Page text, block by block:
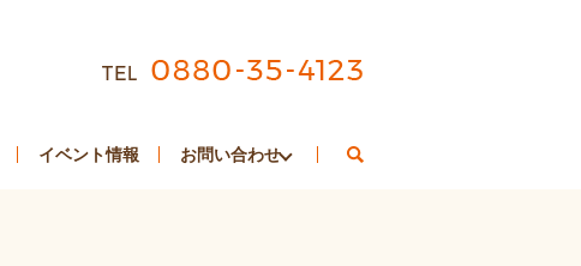
イベント情報 お問い合わせ